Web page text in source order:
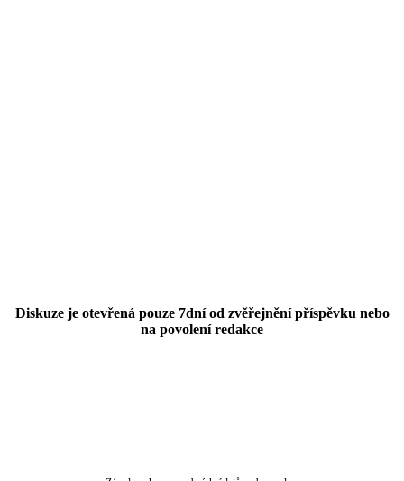
Diskuze je otevřená pouze 7dní od zvěřejnění příspěvku nebo
na povolení redakce